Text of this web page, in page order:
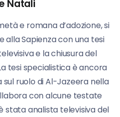
Natali
e romana d’adozione, si
alla Sapienza con una tesi
e la chiusura del
tesi specialistica è ancora
ruolo di Al-Jazeera nella
con alcune testate
stata analista televisiva del